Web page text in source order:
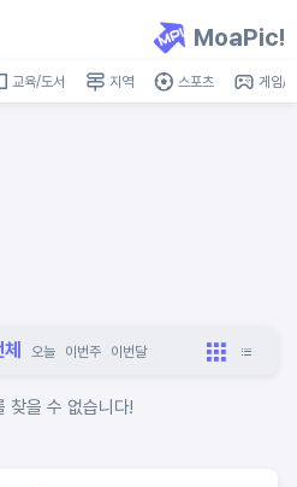
MoaPic!
교육/도서 지역 스포츠 게임/
오늘 이번주 이번달
찾을 수 없습니다!